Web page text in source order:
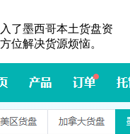
了墨西哥本土货盘资
位解决货源烦恼。